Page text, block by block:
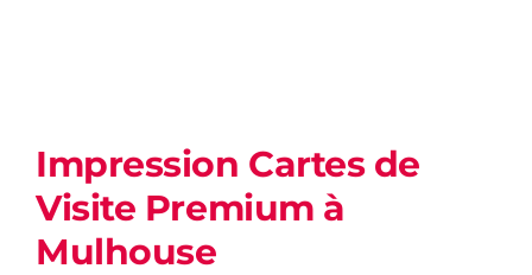
Impression Cartes de
Visite Premium à
Mulhouse